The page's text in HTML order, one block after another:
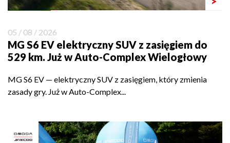
05 / 08 / 2026
MG S6 EV elektryczny SUV z zasięgiem do
529 km. Już w Auto-Complex Wielogłowy
MG S6 EV — elektryczny SUV z zasięgiem, który zmienia
zasady gry. Już w Auto-Complex...